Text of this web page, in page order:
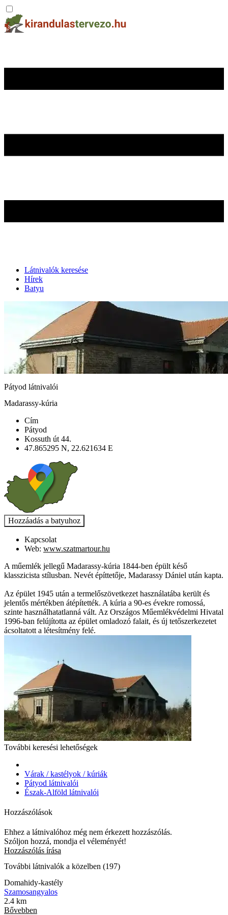
Látnivalók keresése
Hírek
Batyu
Pátyod látnivalói
Madarassy-kúria
Cím
Pátyod
Kossuth út 44.
47.865295 N, 22.621634 E
Kapcsolat
Web: www.szatmartour.hu
A műemlék jellegű Madarassy-kúria 1844-ben épült késő
klasszicista stílusban. Nevét építtetője, Madarassy Dániel után kapta.
Az épület 1945 után a termelőszövetkezet használatába került és
jelentős mértékben átépítették. A kúria a 90-es évekre romossá,
szinte használhatatlanná vált. Az Országos Műemlékvédelmi Hivatal
1996-ban felújította az épület omladozó falait, és új tetőszerkezetet
ácsoltatott a létesítmény felé.
További keresési lehetőségek
Várak / kastélyok / kúriák
Pátyod látnivalói
Észak-Alföld látnivalói
Hozzászólások
Ehhez a látnivalóhoz még nem érkezett hozzászólás.
Szóljon hozzá, mondja el véleményét!
Hozzászólás írása
További látnivalók a közelben (197)
Domahidy-kastély
Szamosangyalos
2.4 km
Bővebben